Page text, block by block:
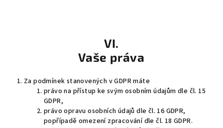
VI.
Vaše práva
Za podmínek stanovených v GDPR máte
právo na přístup ke svým osobním údajům dle čl. 15
GDPR,
právo opravu osobních údajů dle čl. 16 GDPR,
popřípadě omezení zpracování dle čl. 18 GDPR.